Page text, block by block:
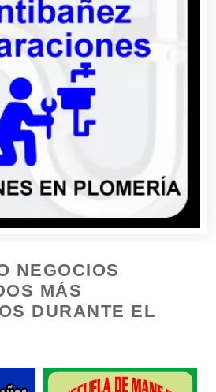
Fletes
Aluminio
NEGOCIOS
MÁS
DURANTE EL